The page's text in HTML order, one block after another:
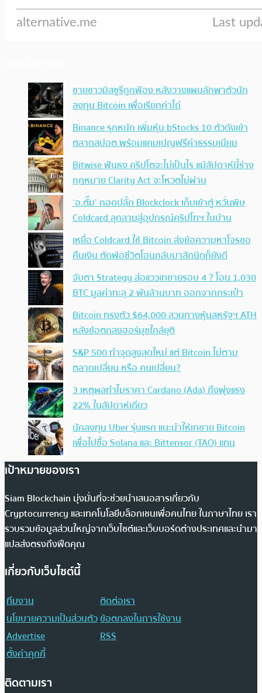
ชายชาวมิสซูรีถูกฟ้อง หลังวางแผนลักพาตัวนัก
ลงทุน Bitcoin เพื่อเรียกค่าไถ่
Binance รุกหนัก เพิ่มหุ้น bStocks 10 ตัวดังเข้า
ตลาดสปอต พร้อมแคมเปญฟรีค่าธรรมเนียม
Bitwise ฟันธง คริปโตจะไม่เป็นไร แม้สัปดาห์นี้ร่าง
กฎหมาย Clarity Act จะโหวตไม่ผ่าน
‘อ.ตั๊ม’ ถอดปลั้ก Blockclock เก็บเข้าตู้ หวั่นพิษ
Coldcard ลุกลามสู่อุปกรณ์คริปโทฯ ในบ้าน
เหยื่อ Coldcard ใช้ Bitcoin ส่งข้อความหาโจรขอ
คืนเงิน ตัดพ้อชีวิตโอนกลับมาสักนิดก็ยังดี
จับตา Strategy ส่อแววเทขายรอบ 4 ? โอน 1,030
BTC มูลค่าทะลุ 2 พันล้านบาท ออกจากกระเป๋า
Bitcoin ทรงตัว $64,000 สวนทางหุ้นสหรัฐฯ ATH
หลังข้อตกลงฮอร์มุซใกล้ยุติ
S&P 500 ทำจุดสูงสุดใหม่ แต่ Bitcoin ไม่ตาม
ตลาดเปลี่ยน หรือ คนเปลี่ยน?
3 เหตุผลทำไมราคา Cardano (Ada) ถึงพุ่งแรง
22% ในสัปดาห์เดียว
นักลงทุน Uber รุ่นแรก แนะนำให้เทขาย Bitcoin
เพื่อไปซื้อ Solana และ Bittensor (TAO) แทน
เป้าหมายของเรา
Siam Blockchain มุ่งมั่นที่จะช่วยนำเสนอสารเกี่ยวกับ
Cryptocurrency และเทคโนโลยีบล็อกเชนเพื่อคนไทย ในภาษาไทย เรา
รวบรวมข้อมูลส่วนใหญ่จากเว็บไซต์และเว็บบอร์ดต่างประเทศและนำมา
แปลส่งตรงถึงฟีดคุณ
เกี่ยวกับเว็บไซต์นี้
ทีมงาน
ติดต่อเรา
นโยบายความเป็นส่วนตัวข้อตกลงในการใช้งาน
Advertise
RSS
ตั้งค่าคุกกี้
ติดตามเรา